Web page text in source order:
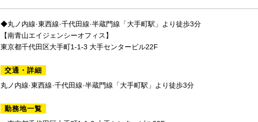
◆丸ノ内線·東西線·千代田線·半蔵門線「大手町駅」より徒歩3分
【南青山エイジェンシーオフィス】
東京都千代田区大手町1-1-3 大手センタービル22F
交通・詳細
丸ノ内線·東西線·千代田線·半蔵門線「大手町駅」より徒歩3分
勤務地一覧